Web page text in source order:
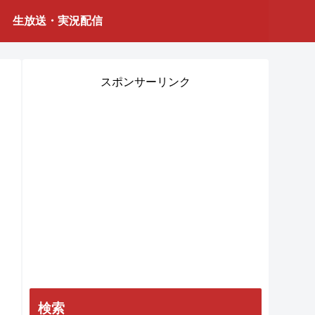
生放送・実況配信
スポンサーリンク
検索